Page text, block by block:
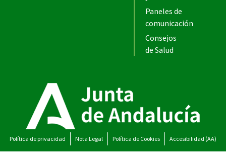
Paneles de
comunicación
Consejos
de Salud
Política de privacidad Nota Legal Política de Cookies Accesibilidad (AA)